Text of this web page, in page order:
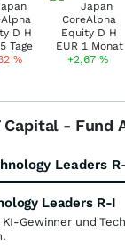
% +2,67 %
Capital - Fund
Leaders
Leaders R-I
Gewinner und